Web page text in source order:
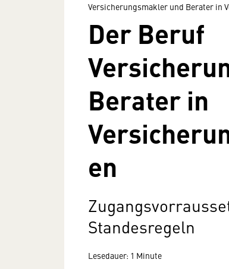
Versicherungsmakler und Berater in
Der Beruf
Berater in
en
Standesregeln
Lesedauer: 1 Minute